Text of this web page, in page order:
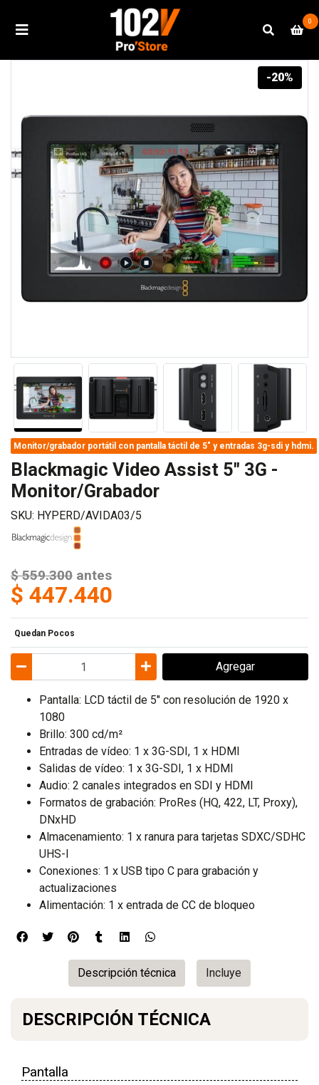
0
-20%
Monitor/grabador portátil con pantalla táctil de 5" y entradas 3g-sdi y hdmi.
Blackmagic Video Assist 5" 3G -
Monitor/Grabador
SKU: HYPERD/AVIDA03/5
$ 559.300 antes
$ 447.440
Quedan Pocos
Agregar
Pantalla: LCD táctil de 5" con resolución de 1920 x
1080
Brillo: 300 cd/m²
Entradas de vídeo: 1 x 3G-SDI, 1 x HDMI
Salidas de vídeo: 1 x 3G-SDI, 1 x HDMI
Audio: 2 canales integrados en SDI y HDMI
Formatos de grabación: ProRes (HQ, 422, LT, Proxy),
DNxHD
Almacenamiento: 1 x ranura para tarjetas SDXC/SDHC
UHS-I
Conexiones: 1 x USB tipo C para grabación y
actualizaciones
Alimentación: 1 x entrada de CC de bloqueo
DESCRIPCIÓN TÉCNICA
Pantalla
Descripción técnica Incluye